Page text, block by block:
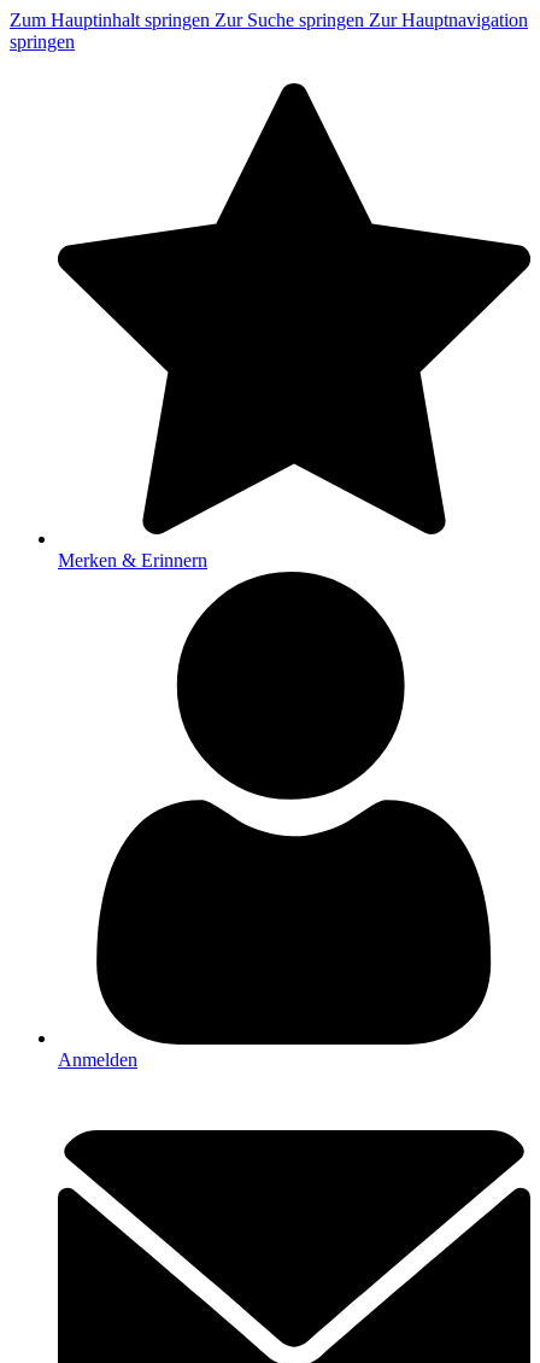
Zum Hauptinhalt springen Zur Suche springen Zur Hauptnavigation
springen
Merken & Erinnern
Anmelden